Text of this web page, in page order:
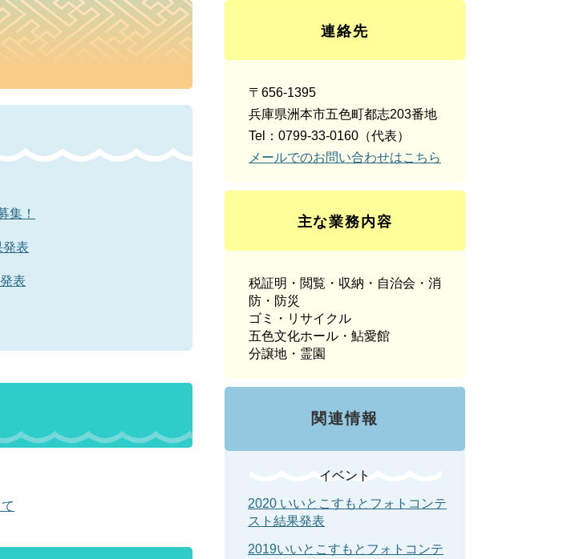
集！
表
表
連絡先
〒656-1395
兵庫県洲本市五色町都志203番地
Tel：0799-33-0160 （代表）
メールでのお問い合わせはこちら
主な業務内容
税証明・閲覧・収納・自治会・消
防・防災
ゴミ・リサイクル
五色文化ホール・鮎愛館
分譲地・霊園
関連情報
イベント
2020 いいとこすもとフォトコンテ
スト結果発表
2019いいとこすもとフォトコンテ